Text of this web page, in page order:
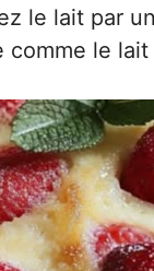
le lait par
le lait